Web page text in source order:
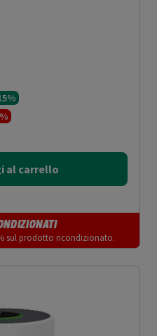
da
al carrello
sul prodotto ricondizionato.